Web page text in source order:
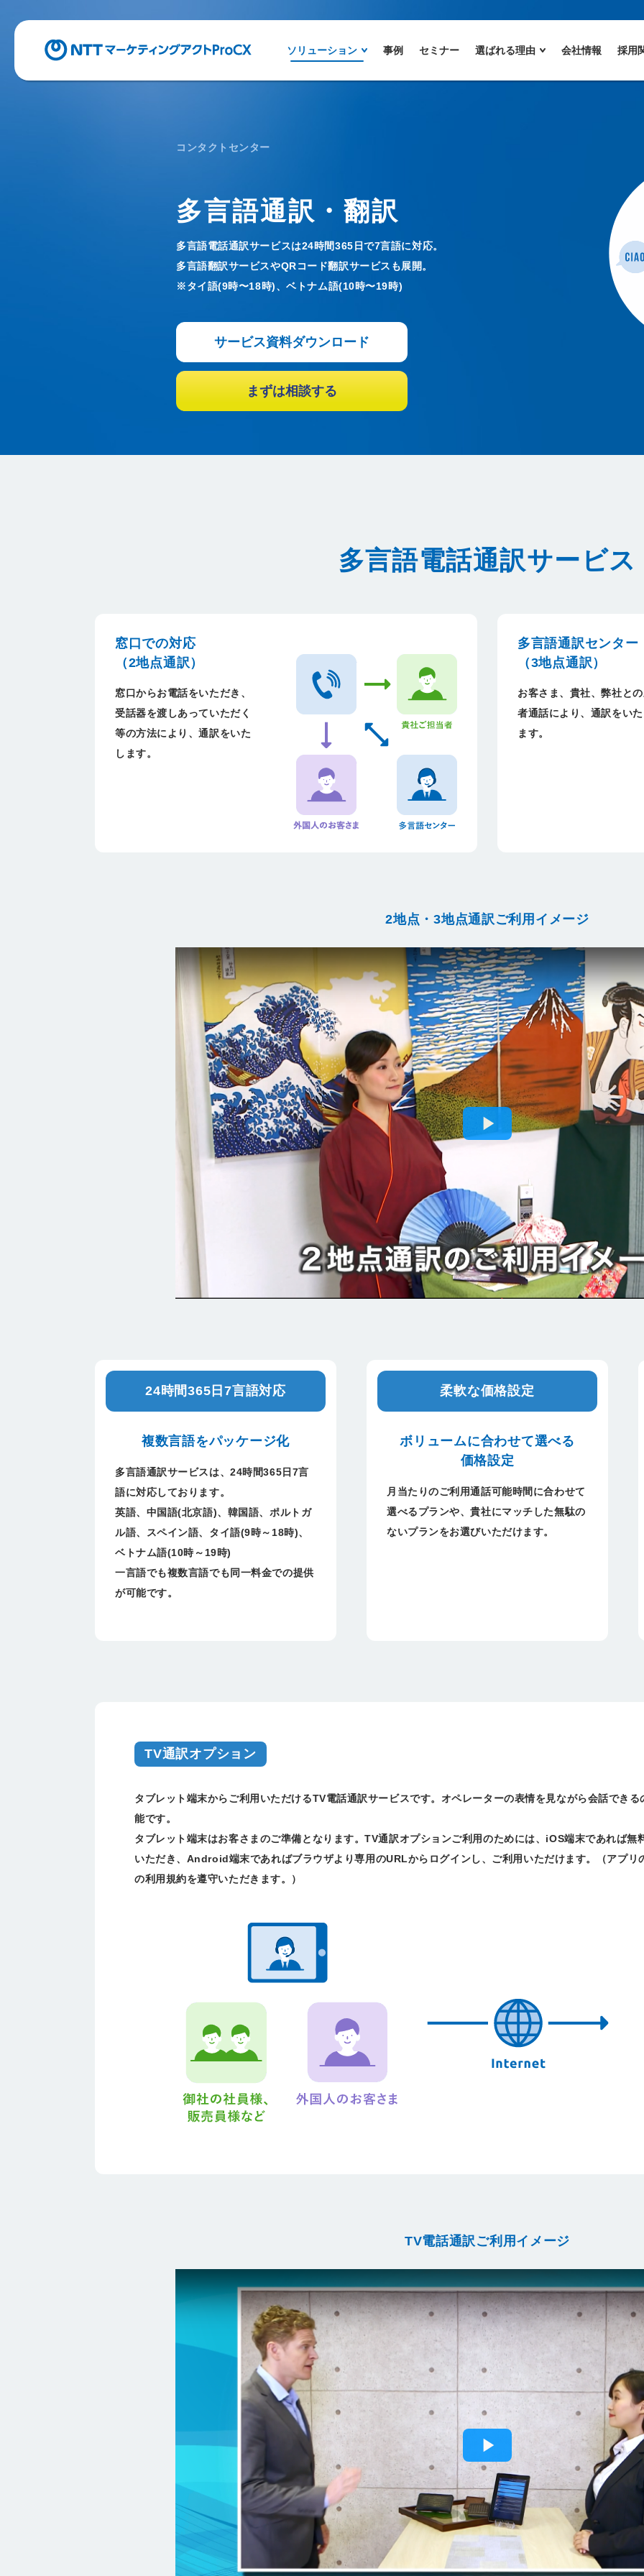
ソリューション 事例 セミナー 選ばれる理由 会社情報 採用
コンタクトセンター
多言語通訳・翻訳
多言語電話通訳サービスは24時間365日で7言語に対応。
多言語翻訳サービスやQRコード翻訳サービスも展開。
※タイ語(9時〜18時)、ベトナム語(10時〜19時)
サービス資料ダウンロード
まずは相談する
多言語電話通訳サービス
窓口での対応
（2地点通訳）
窓口からお電話をいただき、
受話器を渡しあっていただく
等の方法により、通訳をいた
します。
多言語通訳センター
（3地点通訳）
お客さま、貴社、弊社と
者通話により、通訳をい
ます。
2地点・3地点通訳ご利用イメージ
24時間365日7言語対応
複数言語をパッケージ化
多言語通訳サービスは、24時間365日7言
語に対応しております。
英語、中国語(北京語)、韓国語、ポルトガ
ル語、スペイン語、タイ語(9時～18時)、
ベトナム語(10時～19時)
一言語でも複数言語でも同一料金での提供
が可能です。
柔軟な価格設定
ボリュームに合わせて選べる
価格設定
月当たりのご利用通話可能時間に合わせて
選べるプランや、貴社にマッチした無駄の
ないプランをお選びいただけます。
TV通訳オプション
タブレット端末からご利用いただけるTV電話通訳サービスです。オペレーターの表情を見ながら会話でき
能です。
タブレット端末はお客さまのご準備となります。TV通訳オプションご利用のためには、iOS端末であれば無
いただき、Android端末であればブラウザより専用のURLからログインし、ご利用いただけます。（アプリ
の利用規約を遵守いただきます。）
TV電話通訳ご利用イメージ